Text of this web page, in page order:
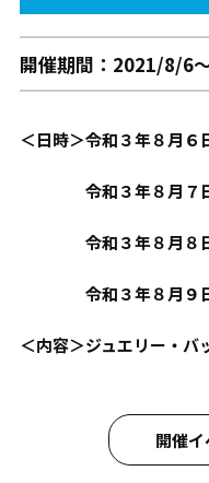
開催期間：2021/8/6
＜日時＞令和３年８月
令和３年８月７
令和３年８月８
令和３年８月９
＜内容＞ジュエリー・バ
開催